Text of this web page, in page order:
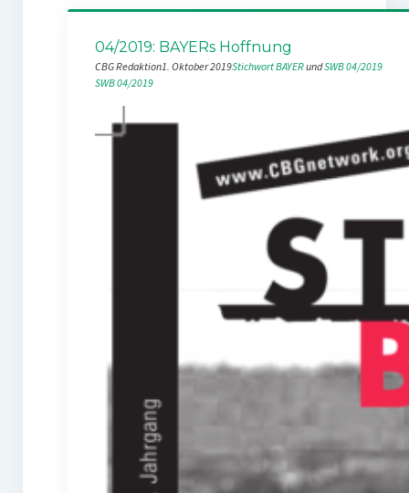
04/2019: BAYERs Hoffnung
CBG Redaktion1. Oktober 2019Stichwort BAYER und SWB 04/2019
SWB 04/2019